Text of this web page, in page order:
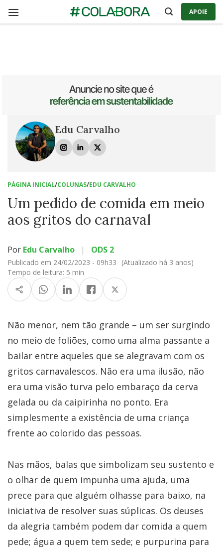
APOIE
Edu Carvalho
PÁGINA INICIAL/COLUNAS/EDU CARVALHO
Um pedido de comida em meio
aos gritos do carnaval
Por Edu Carvalho | ODS 2
Publicado em 24/02/2023 - 09h33
(Atualizado há 3 anos)
Tempo de leitura: 5 min
Não menor, nem tão grande – um ser surgindo
no meio de foliões, como uma alma passante a
bailar entre aqueles que se alegravam com os
gritos carnavalescos. Não era uma ilusão, não
era uma visão turva pelo embaraço da cerva
gelada ou da caipirinha no ponto. Era
simplesmente a existência de uma criança
frente ao colorido das pessoas.
Nas mãos, balas que simbolizam seu sustento e
o olhar de quem impunha uma ajuda, uma
prece para que alguém olhasse para baixo, na
iniciativa de resolver suas súplicas. Os deuses
da alegria também podem dar comida a quem
pede; água a quem tem sede; e purpurina para